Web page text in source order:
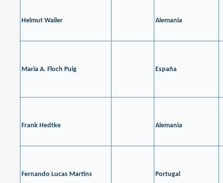
Helmut Wailer Alemania
Maria A. Floch Puig España
Frank Hedtke Alemania
Fernando Lucas Martins Portugal